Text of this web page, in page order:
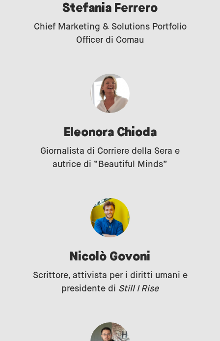
Stefania Ferrero
Chief Marketing & Solutions Portfolio
Officer di Comau
Eleonora Chioda
Giornalista di Corriere della Sera e
autrice di “Beautiful Minds”
Nicolò Govoni
Scrittore, attivista per i diritti umani e
presidente di Still I Rise